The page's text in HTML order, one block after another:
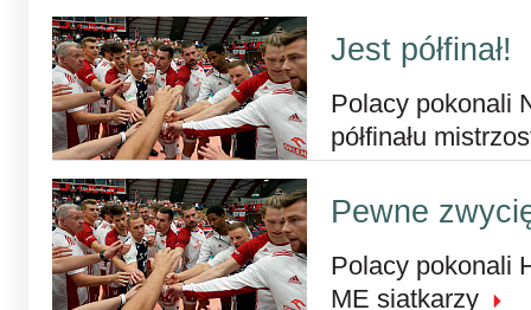
Jest półfinał!
Polacy pokonali
półfinału
Pewne
Polacy pokonali
ME siatkarzy